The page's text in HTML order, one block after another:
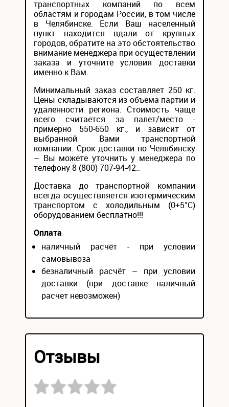
транспортных компаний по всем
областям и городам России, в том числе
в Челябинске. Если Ваш населенный
пункт находится вдали от крупных
городов, обратите на это обстоятельство
внимание менеджера при осуществлении
заказа и уточните условия доставки
именно к Вам.
Минимальный заказ составляет 250 кг.
Цены складываются из объема партии и
удаленности региона. Стоимость чаще
всего считается за палет/место -
примерно 550-650 кг., и зависит от
выбранной Вами транспортной
компании. Срок доставки по Челябинску
– Вы можете уточнить у менеджера по
телефону 8 (800) 707-94-42..
Доставка до транспортной компании
всегда осуществляется изотермическим
транспортом с холодильным (0+5°С)
оборудованием бесплатно!!!
Оплата
наличный расчёт - при условии
самовывоза
безналичный расчёт – при условии
доставки (при доставке наличный
расчет невозможен)
Отзывы